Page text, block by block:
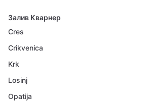
Залив Кварнер
Cres
Crikvenica
Krk
Losinj
Opatija